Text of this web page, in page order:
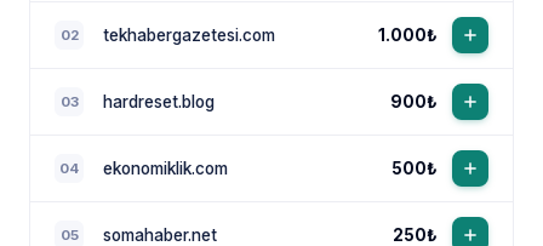
02 tekhabergazetesi.com 1.000₺
03 hardreset.blog 900₺
04 ekonomiklik.com 500₺
05 somahaber.net 250₺
NewsTanıtım AI Asistan